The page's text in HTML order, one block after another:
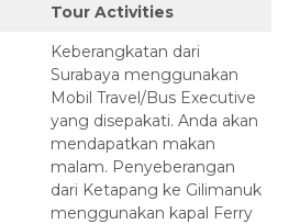
Tour Activities
Keberangkatan dari
Surabaya menggunakan
Mobil Travel/Bus Executive
yang disepakati. Anda akan
mendapatkan makan
malam. Penyeberangan
dari Ketapang ke Gilimanuk
menggunakan kapal Ferry